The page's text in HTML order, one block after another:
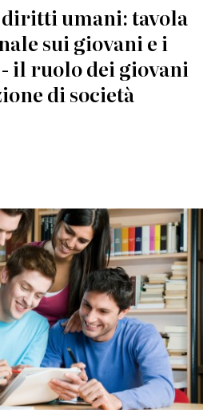
umani: tavola
sui giovani e i
il ruolo dei giovani
di società